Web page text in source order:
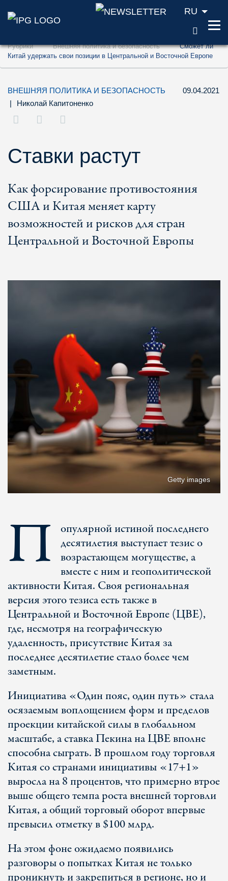
Перейти к содержанию (ключ доступа
Перейти к поиску (ключ доступа '2')
RU
Рубрики Внешняя политика и безопасность
Сможет ли
Китай удержать свои позиции в Центральной и Восточной Европе
ВНЕШНЯЯ ПОЛИТИКА И БЕЗОПАСНОСТЬ
09.04.2021
|
Николай Капитоненко
Ставки растут
Как форсирование противостояния
США и Китая меняет карту
возможностей и рисков для стран
Центральной и Восточной Европы
Getty images
П опулярной истиной последнего
десятилетия выступает тезис о
возрастающем могуществе, а
вместе с ним и геополитической
активности Китая. Своя региональная
версия этого тезиса есть также в
Центральной и Восточной Европе (ЦВЕ),
где, несмотря на географическую
удаленность, присутствие Китая за
последнее десятилетие стало более чем
заметным.
Инициатива «Один пояс, один путь» стала
осязаемым воплощением форм и пределов
проекции китайской силы в глобальном
масштабе, а ставка Пекина на ЦВЕ вполне
способна сыграть. В прошлом году торговля
Китая со странами инициативы «17+1»
выросла на 8 процентов, что примерно втрое
выше общего темпа роста внешней торговли
Китая, а общий торговый оборот впервые
превысил отметку в $100 млрд.
На этом фоне ожидаемо появились
разговоры о попытках Китая не только
проникнуть и закрепиться в регионе, но и